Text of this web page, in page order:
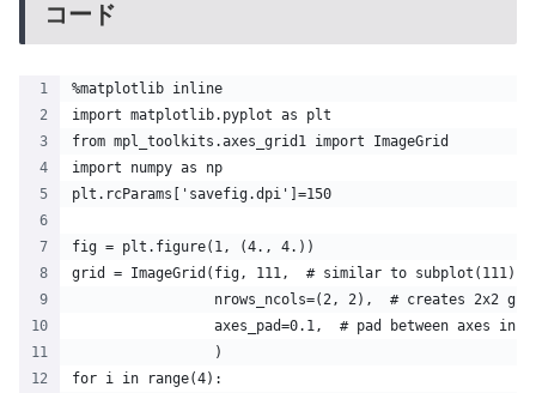
コード
%matplotlib inline
import matplotlib.pyplot as plt
from mpl_toolkits.axes_grid1 import ImageGrid
import numpy as np
plt.rcParams['savefig.dpi']=150
fig = plt.figure(1, (4., 4.))
grid = ImageGrid(fig, 111,  # similar to subplot(111)
nrows_ncols=(2, 2),  # creates 2x2
axes_pad=0.1,  # pad between axes in
                 )
for i in range(4):